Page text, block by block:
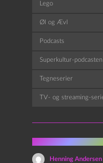
Lego
Øl og Ævl
Podcasts
Superkultur-podcasten
Tegneserier
TV- og streaming-
Henning Andersen